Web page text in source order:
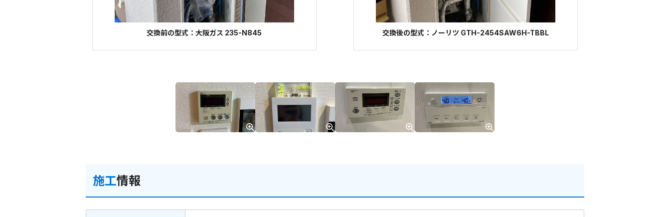
交換前の型式：大阪ガス 235-N845 交換後の型式：ノーリツ GTH-2454SAW6H-TBBL
施工情報